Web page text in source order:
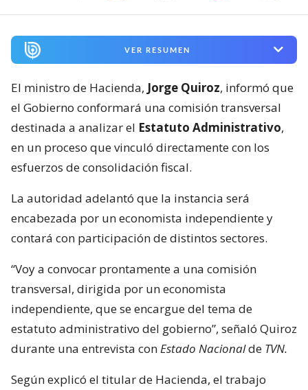
VER RESUMEN
El ministro de Hacienda, Jorge Quiroz, informó que
el Gobierno conformará una comisión transversal
destinada a analizar el Estatuto Administrativo,
en un proceso que vinculó directamente con los
esfuerzos de consolidación fiscal.
La autoridad adelantó que la instancia será
encabezada por un economista independiente y
contará con participación de distintos sectores.
“Voy a convocar prontamente a una comisión
transversal, dirigida por un economista
independiente, que se encargue del tema de
estatuto administrativo del gobierno”, señaló Quiroz
durante una entrevista conEstado Nacionalde TVN.
Según explicó el titular de Hacienda, el trabajo